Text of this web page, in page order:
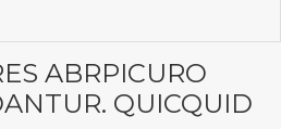
ABRPICURO
QUICQUID